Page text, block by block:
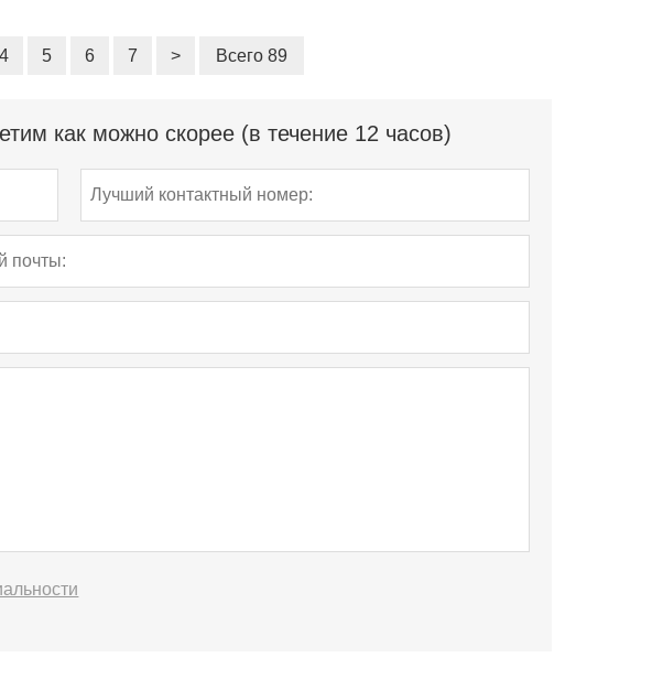
4 5 6 7 > Всего 89
как можно скорее (в течение 12 часов)